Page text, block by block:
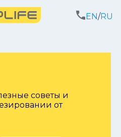
EN/RU
советы и
от